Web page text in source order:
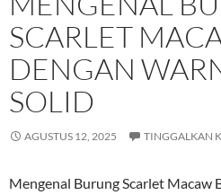
SCARLET
DENGAN
SOLID
AGUSTUS 12, 2025 TINGGALKAN
Mengenal Burung Scarlet Macaw